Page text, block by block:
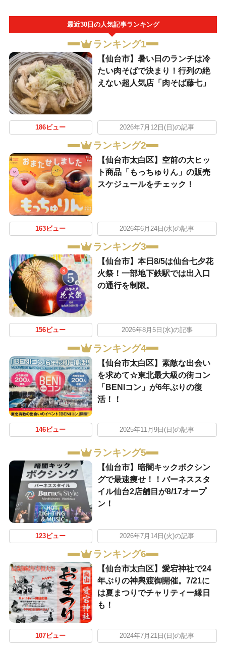
最近30日の人気記事ランキング
ランキング1
【仙台市】暑い日のランチは冷
たい肉そばで決まり！行列の絶
えない超人気店「肉そば藤七」
186ビュー 2026年7月12日(日)の記事
ランキング2
【仙台市太白区】空前の大ヒッ
ト商品「もっちゅりん」の販売
スケジュールをチェック！
163ビュー 2026年6月24日(水)の記事
ランキング3
【仙台市】本日8/5は仙台七夕花
火祭！一部地下鉄駅では出入口
の通行を制限。
156ビュー 2026年8月5日(水)の記事
ランキング4
【仙台市太白区】素敵な出会い
を求めて☆東北最大級の街コン
「BENIコン」が6年ぶりの復
活！！
146ビュー 2025年11月9日(日)の記事
ランキング5
【仙台市】暗闇キックボクシン
グで最速痩せ！！バーネススタ
イル仙台2店舗目が8/17オープ
ン！
123ビュー 2026年7月14日(火)の記事
ランキング6
【仙台市太白区】愛宕神社で24
年ぶりの神輿渡御開催。7/21に
は夏まつりでチャリティー縁日
も！
107ビュー 2024年7月21日(日)の記事